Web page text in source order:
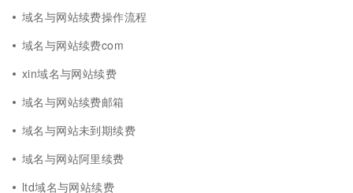
域名与网站续费操作流程
域名与网站续费com
xin域名与网站续费
域名与网站续费邮箱
域名与网站未到期续费
域名与网站阿里续费
ltd域名与网站续费